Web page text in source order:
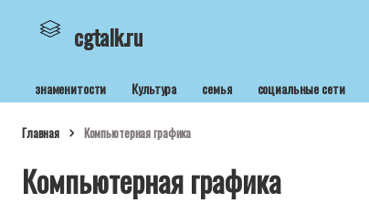
cgtalk.ru
знаменитости Культура семья социальные сети
Главная Компьютерная графика
Компьютерная графика